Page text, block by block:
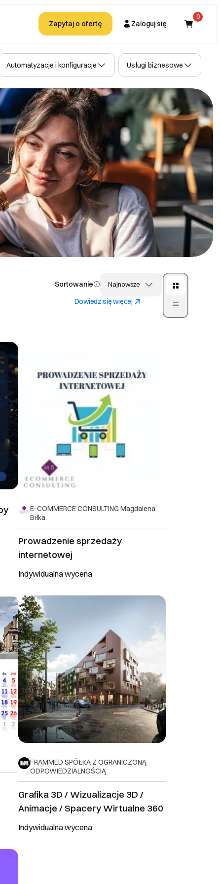
Zapytaj o ofertę Zaloguj się
Kupujący
0
Automatyzacje i konfiguracje Usługi biznesowe
Sortowanie Najnowsze
Dowiedz się więcej
E-COMMERCE CONSULTING Magdalena
Biłka
Prowadzenie sprzedaży
internetowej
Indywidualna wycena
FRAMMED SPÓŁKA Z OGRANICZONĄ
ODPOWIEDZIALNOŚCIĄ
Grafika 3D / Wizualizacje 3D /
Animacje / Spacery Wirtualne 360
Indywidualna wycena